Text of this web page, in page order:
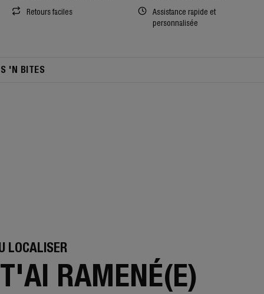
Retours faciles
Assistance rapide et
personnalisée
'N BITES
LOCALISER
RAMENÉ(E)